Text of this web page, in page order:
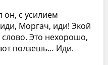
с усилием
Моргач, иди! Экой
Это нехорошо,
ползешь… Иди.